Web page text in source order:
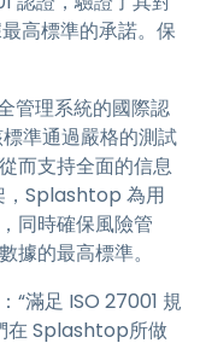
高標準的承諾。保
管理系統的國際認
準通過嚴格的測試
而支持全面的信息
，Splashtop 為用
同時確保風險管
據的最高標準。
“滿足 ISO 27001 規
在 Splashtop所做